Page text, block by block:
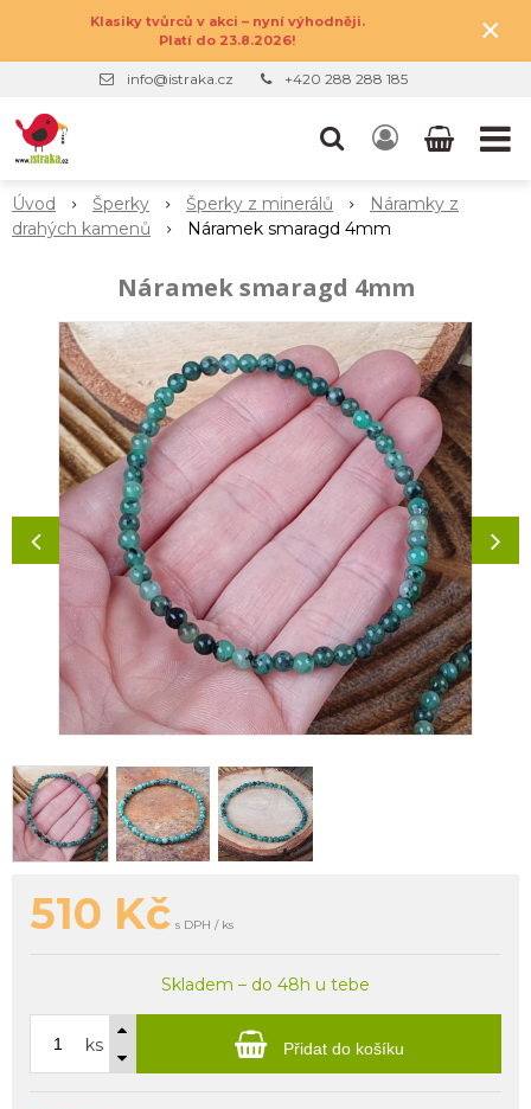
Klasiky tvůrců v akci – nyní výhodněji.
Platí do 23.8.2026!
×
info@istraka.cz +420 288 288 185
Úvod Šperky Šperky z minerálů
Náramky z
drahých kamenů
Náramek smaragd 4mm
Náramek smaragd 4mm
510 Kč s DPH / ks
Skladem – do 48h u tebe
ks Přidat do košíku